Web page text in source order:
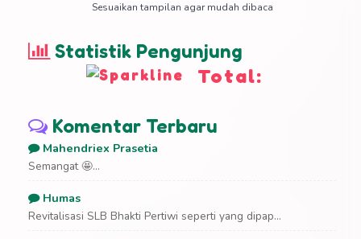
Sesuaikan tampilan agar mudah dibaca
Statistik Pengunjung
Total:
Komentar Terbaru
Mahendriex Prasetia
Semangat 🤩...
Humas
Revitalisasi SLB Bhakti Pertiwi seperti yang dipap...